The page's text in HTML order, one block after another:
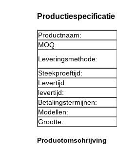
Productiespecificatie
Productnaam:
MOQ:
Leveringsmethode:
Steekproeftijd:
Levertijd:
levertijd:
Betalingstermijnen:
Modellen:
Grootte:
Productomschrijving